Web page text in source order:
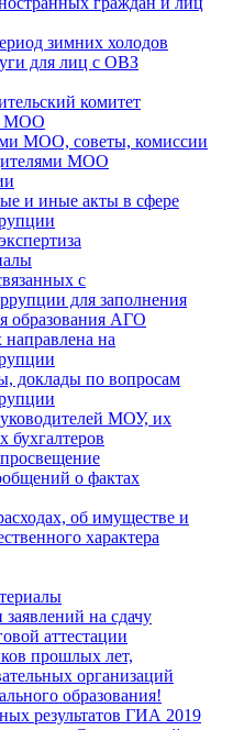
зимних холодов
для лиц с ОВЗ
комитет
МОО
МОО, советы, комиссии
МОО
и иные акты в сфере
с
для заполнения
образования АГО
направлена на
доклады по вопросам
МОУ, их
бухгалтеров
о фактах
об имуществе и
характера
на сдачу
аттестации
прошлых лет,
организаций
образования!
результатов ГИА 2019